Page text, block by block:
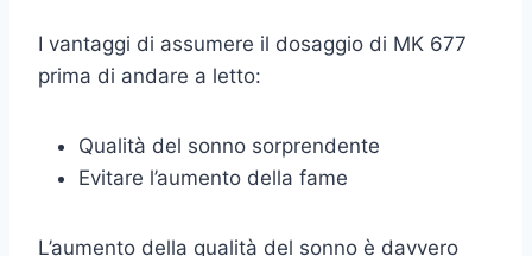
I vantaggi di assumere il dosaggio di MK 677
prima di andare a letto:
Qualità del sonno sorprendente
Evitare l’aumento della fame
L’aumento della qualità del sonno è davvero